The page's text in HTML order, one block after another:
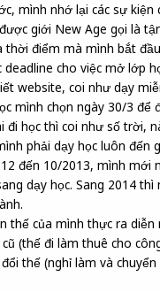
mình nhớ lại các sự kiện
giới New Age gọi là
thời điểm mà mình bắt
deadline cho việc mở lớp
website, coi như dạy
mình chọn ngày 30/3 để
đi học thì coi như số trời,
phải dạy học luôn đến
đến 10/2013, mình mới
dạy học. Sang 2014 thì
thế của mình thực ra
(thế đi làm thuê cho
thế (nghỉ làm và